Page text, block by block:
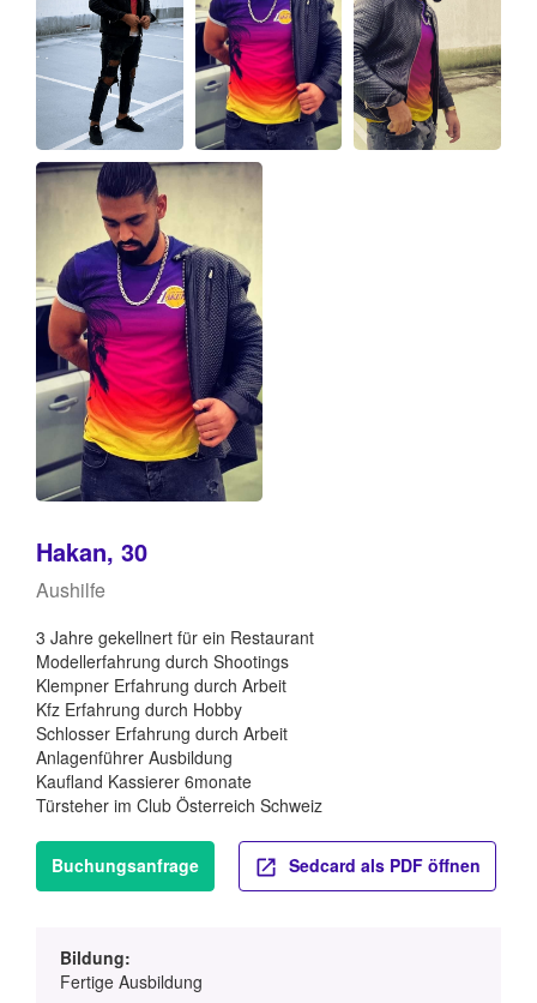
Hakan, 30
Aushilfe
3 Jahre gekellnert für ein Restaurant
Modellerfahrung durch Shootings
Klempner Erfahrung durch Arbeit
Kfz Erfahrung durch Hobby
Schlosser Erfahrung durch Arbeit
Anlagenführer Ausbildung
Kaufland Kassierer 6monate
Türsteher im Club Österreich Schweiz
Buchungsanfrage Sedcard als PDF öffnen
Bildung:
Fertige Ausbildung